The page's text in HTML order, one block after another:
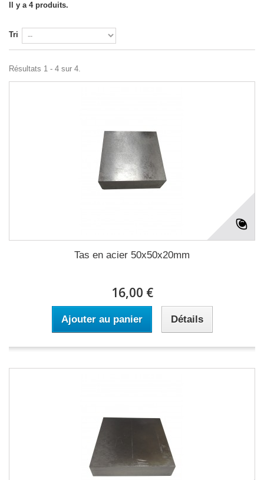
Il y a 4 produits.
Tri
Résultats 1 - 4 sur 4.
Tas en acier 50x50x20mm
16,00 €
Ajouter au panier Détails